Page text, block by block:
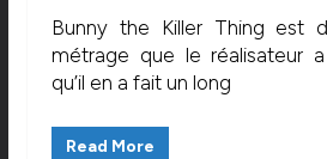
Bunny the Killer Thing est
métrage que le réalisateur
qu’il en a fait un long
Read More